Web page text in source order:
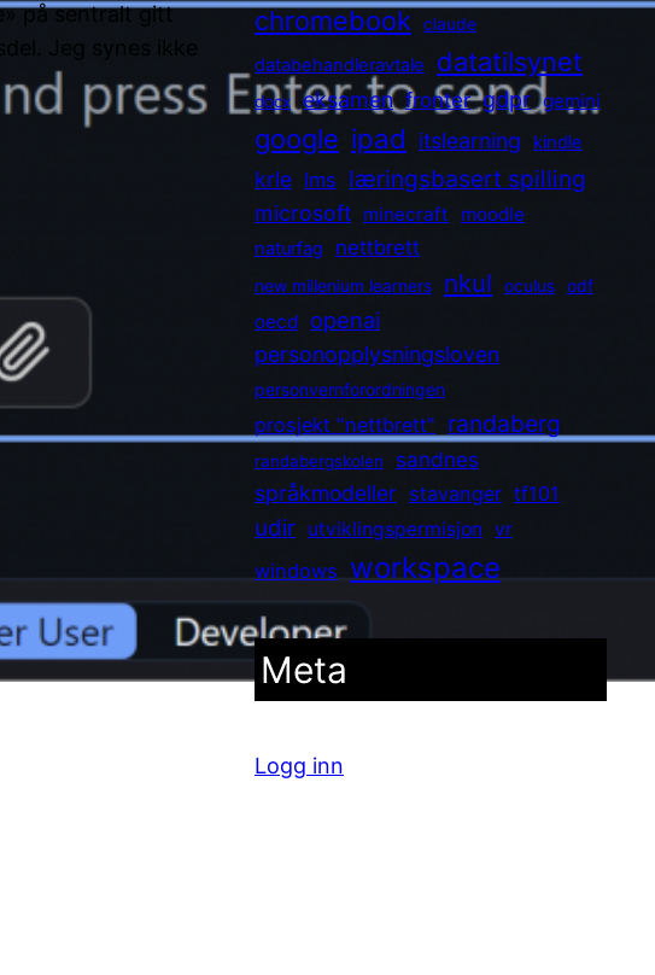
på sentralt gitt
Jeg synes ikke
chromebook claude
databehandleravtale datatilsynet
docx eksamen fronter gdpr gemini
google ipad itslearning kindle
krle lms læringsbasert spilling
microsoft minecraft moodle
naturfag nettbrett
new millenium learners nkul oculus odf
oecd openai
personopplysningsloven
personvernforordningen
prosjekt "nettbrett" randaberg
randabergskolen
sandnes
språkmodeller stavanger tf101
udir utviklingspermisjon vr
windows workspace
Meta
Logg inn